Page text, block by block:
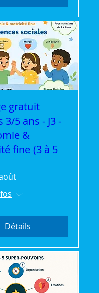
gratuit
3/5 ans - J3 -
&
fine (3 à 5
Détails